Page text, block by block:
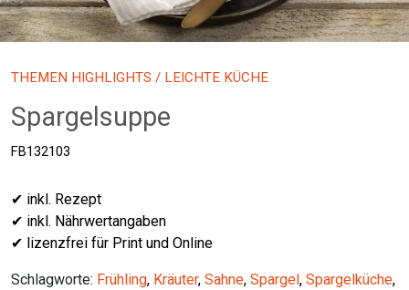
THEMEN HIGHLIGHTS / LEICHTE KÜCHE
Spargelsuppe
FB132103
✔ inkl. Rezept
✔ inkl. Nährwertangaben
✔ lizenzfrei für Print und Online
Schlagworte: Frühling, Kräuter, Sahne, Spargel , Spargelküche,